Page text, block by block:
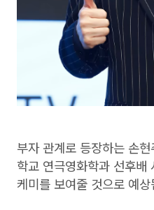
부자 관계로 등장하는 손
학교 연극영화학과 선후배
케미를 보여줄 것으로 예상